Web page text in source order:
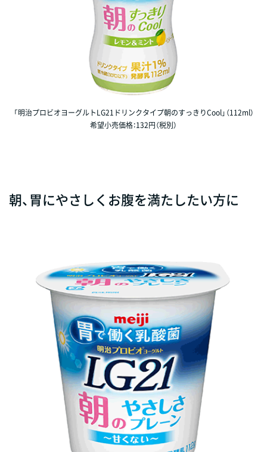
「明治プロビオヨーグルトLG21ドリンクタイプ朝のすっきりCool」（112ml）
希望小売価格：132円（税別）
朝、胃にやさしくお腹を満たしたい方に